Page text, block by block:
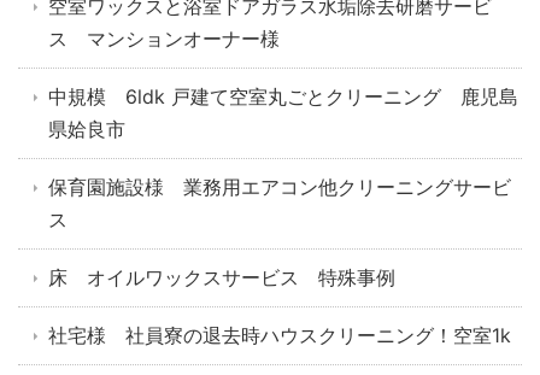
空室ワックスと浴室ドアガラス水垢除去研磨サービ
ス マンションオーナー様
中規模 6ldk 戸建て空室丸ごとクリーニング 鹿児島
県姶良市
保育園施設様 業務用エアコン他クリーニングサービ
ス
床 オイルワックスサービス 特殊事例
社宅様 社員寮の退去時ハウスクリーニング！空室1k